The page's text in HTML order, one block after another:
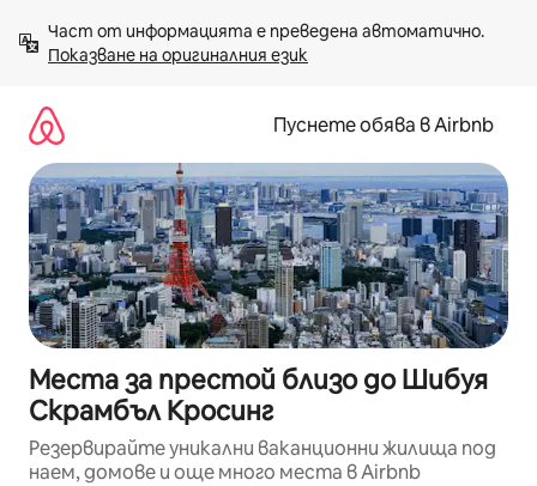
към
съдържанието
Показване на оригиналния език
Пуснете обява в Airbnb
Места за престой близо до Шибуя
Скрамбъл Кросинг
Резервирайте уникални ваканционни жилища под
наем, домове и още много места в Airbnb